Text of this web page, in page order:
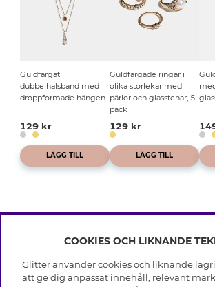
Guldfärgat
dubbelhalsband med
droppformade hängen
129 kr
LÄGG TILL
Guldfärgade ringar i
olika storlekar med
pärlor och glasstenar, 5-
pack
129 kr
LÄGG TILL
INFO
Leverans
Villkor
OM GLITTER
COOKIES OCH LIKNANDE
Glitter använder cookies och liknande
att ge dig anpassat innehåll, relevant